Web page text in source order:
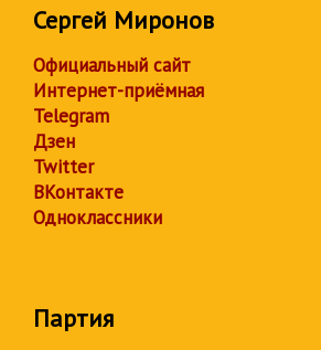
Сергей Миронов
Официальный сайт
Интернет-приёмная
Telegram
Дзен
Twitter
ВКонтакте
Одноклассники
Партия